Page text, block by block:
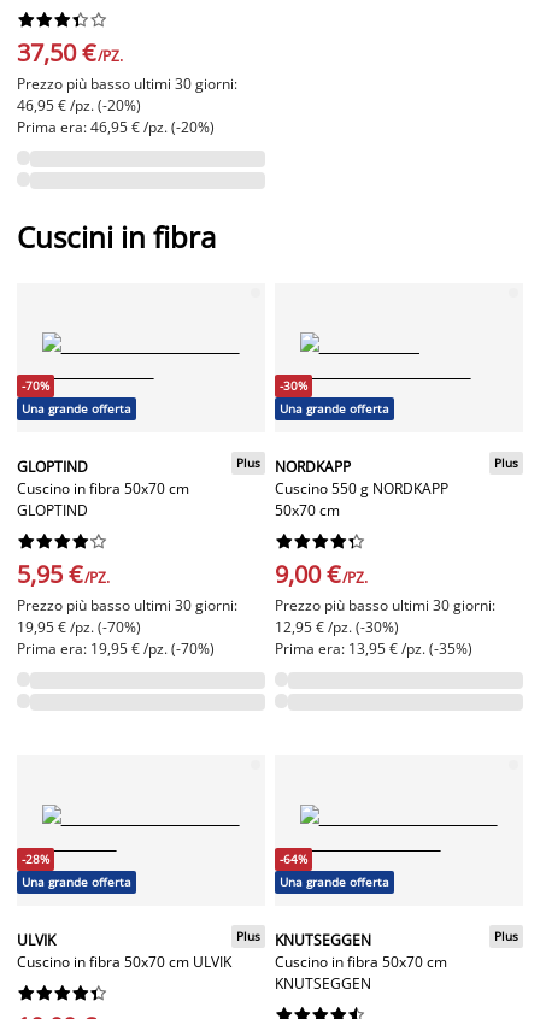






37,50 €/PZ.
Prezzo più basso ultimi 30 giorni:
46,95 € /pz. (-20%)
Prima era: 46,95 € /pz. (-20%)
Cuscini in fibra
-70%
Una grande offerta
GLOPTIND
Cuscino in fibra 50x70 cm
GLOPTIND
Plus






5,95 €/PZ.
Prezzo più basso ultimi 30 giorni:
19,95 € /pz. (-70%)
Prima era: 19,95 € /pz. (-70%)
-30%
Una grande offerta
NORDKAPP
Cuscino 550 g NORDKAPP
50x70 cm
Plus






9,00 €/PZ.
Prezzo più basso ultimi 30 giorni:
12,95 € /pz. (-30%)
Prima era: 13,95 € /pz. (-35%)
-28%
Una grande offerta
ULVIK
Cuscino in fibra 50x70 cm ULVIK
Plus






-64%
Una grande offerta
KNUTSEGGEN
Cuscino in fibra 50x70 cm
KNUTSEGGEN
Plus





